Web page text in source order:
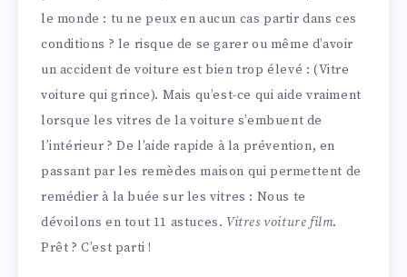
le monde : tu ne peux en aucun cas partir dans ces
conditions ? le risque de se garer ou même d’avoir
un accident de voiture est bien trop élevé : (Vitre
voiture qui grince). Mais qu’est-ce qui aide vraiment
lorsque les vitres de la voiture s’embuent de
l’intérieur ? De l’aide rapide à la prévention, en
passant par les remèdes maison qui permettent de
remédier à la buée sur les vitres : Nous te
dévoilons en tout 11 astuces. Vitres voiture film.
Prêt ? C’est parti !